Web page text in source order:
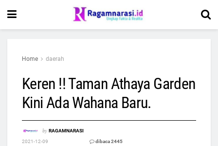
Home daerah
Keren !! Taman Athaya Garden
Kini Ada Wahana Baru.
by RAGAMNARASI
2021-12-09
dibaca 2445